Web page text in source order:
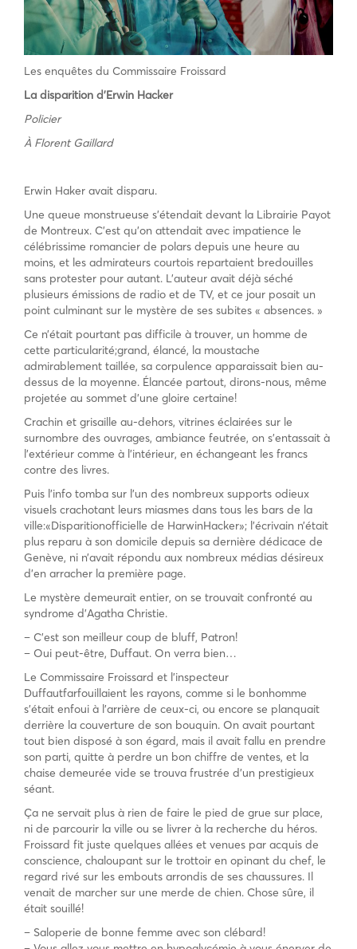
Les enquêtes du Commissaire Froissard
La disparition d’Erwin Hacker
Policier
À Florent Gaillard
Erwin Haker avait disparu.
Une queue monstrueuse s’étendait devant la Librairie Payot
de Montreux. C’est qu’on attendait avec impatience le
célébrissime romancier de polars depuis une heure au
moins, et les admirateurs courtois repartaient bredouilles
sans protester pour autant. L’auteur avait déjà séché
plusieurs émissions de radio et de TV, et ce jour posait un
point culminant sur le mystère de ses subites « absences. »
Ce n’était pourtant pas difficile à trouver, un homme de
cette particularité;grand, élancé, la moustache
admirablement taillée, sa corpulence apparaissait bien au-
dessus de la moyenne. Élancée partout, dirons-nous, même
projetée au sommet d’une gloire certaine!
Crachin et grisaille au-dehors, vitrines éclairées sur le
surnombre des ouvrages, ambiance feutrée, on s’entassait à
l’extérieur comme à l’intérieur, en échangeant les francs
contre des livres.
Puis l’info tomba sur l’un des nombreux supports odieux
visuels crachotant leurs miasmes dans tous les bars de la
ville:«Disparitionofficielle de HarwinHacker»; l’écrivain n’était
plus reparu à son domicile depuis sa dernière dédicace de
Genève, ni n’avait répondu aux nombreux médias désireux
d’en arracher la première page.
Le mystère demeurait entier, on se trouvait confronté au
syndrome d’Agatha Christie.
– C’est son meilleur coup de bluff, Patron!
– Oui peut-être, Duffaut. On verra bien…
Le Commissaire Froissard et l’inspecteur
Duffautfarfouillaient les rayons, comme si le bonhomme
s’était enfoui à l’arrière de ceux-ci, ou encore se planquait
derrière la couverture de son bouquin. On avait pourtant
tout bien disposé à son égard, mais il avait fallu en prendre
son parti, quitte à perdre un bon chiffre de ventes, et la
chaise demeurée vide se trouva frustrée d’un prestigieux
séant.
Ça ne servait plus à rien de faire le pied de grue sur place,
ni de parcourir la ville ou se livrer à la recherche du héros.
Froissard fit juste quelques allées et venues par acquis de
conscience, chaloupant sur le trottoir en opinant du chef, le
regard rivé sur les embouts arrondis de ses chaussures. Il
venait de marcher sur une merde de chien. Chose sûre, il
était souillé!
– Saloperie de bonne femme avec son clébard!